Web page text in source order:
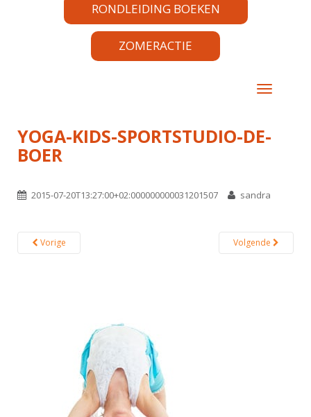
RONDLEIDING BOEKEN
ZOMERACTIE
TOGGLE
YOGA-KIDS-SPORTSTUDIO-DE-
BOER
2015-07-20T13:27:00+02:000000000031201507 sandra
Vorige Volgende